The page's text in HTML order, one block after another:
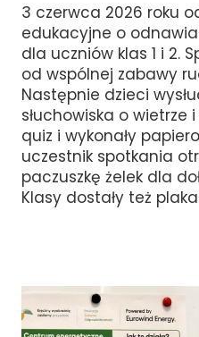
3 czerwca 2026 roku
edukacyjne o
dla uczniów klas 1 i 2.
od wspólnej zabawy
Następnie dzieci
słuchowiska o wietrze
quiz i wykonały
uczestnik spotkania
paczuszkę żelek dla
Klasy dostały też